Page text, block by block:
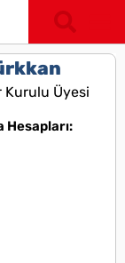
Kurulu Üyesi
Hesapları: